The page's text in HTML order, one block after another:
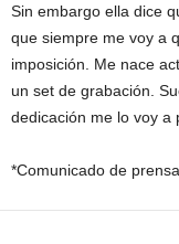
Sin embargo ella dice
que siempre me voy a
imposición. Me nace
un set de grabación.
dedicación me lo voy a
*Comunicado de prensa